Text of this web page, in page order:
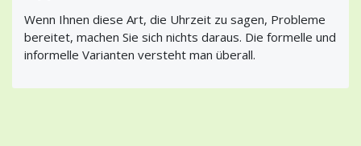
Wenn Ihnen diese Art, die Uhrzeit zu sagen, Probleme
bereitet, machen Sie sich nichts daraus. Die formelle und
informelle Varianten versteht man überall.